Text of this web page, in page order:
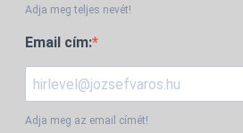
Adja meg teljes nevét!
Email cím:
Adja meg az email címét!